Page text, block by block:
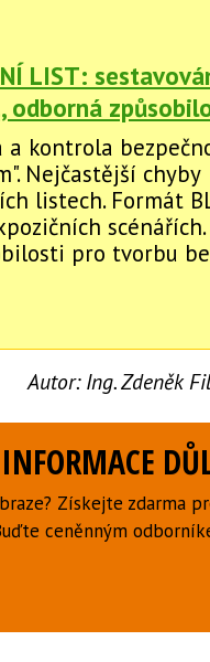
LIST:
odborná
a kontrola
Nejčastější chyby
listech. Formát
pro tvorbu
Autor: Ing. Zdeněk
Získejte zdarma
ceněnným